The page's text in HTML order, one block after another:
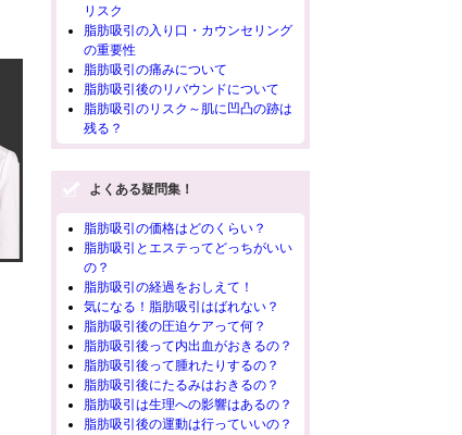
リスク
脂肪吸引の入り口・カウンセリング
の重要性
脂肪吸引の痛みについて
脂肪吸引後のリバウンドについて
脂肪吸引のリスク～肌に凹凸の跡は
残る？
よくある疑問集！
脂肪吸引の価格はどのくらい？
脂肪吸引とエステってどっちがいい
の？
脂肪吸引の経過をおしえて！
気になる！脂肪吸引はばれない？
脂肪吸引後の圧迫ケアって何？
脂肪吸引後って内出血がおきるの？
脂肪吸引後って腫れたりするの？
脂肪吸引後にたるみはおきるの？
脂肪吸引は生理への影響はあるの？
脂肪吸引後の運動は行っていいの？